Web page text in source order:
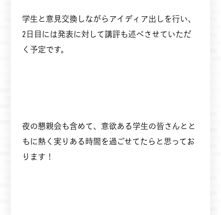
学生と意見交換しながらアイディア出しを行い、
2日目には発表に対して講評も述べさせていただ
く予定です。
夜の懇親会も含めて、意欲ある学生の皆さんとと
もに熱く実りある時間を過ごせてたらと思ってお
ります！